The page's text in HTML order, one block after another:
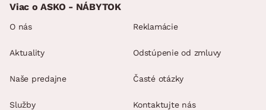
Viac o ASKO - NÁBYTOK
O nás
Aktuality
Naše predajne
Služby
Reklamácie
Odstúpenie od zmluvy
Časté otázky
Kontaktujte nás